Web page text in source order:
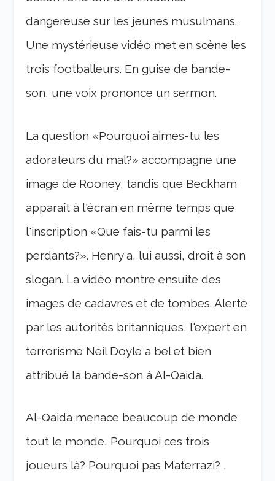
dangereuse sur les jeunes musulmans.
Une mystérieuse vidéo met en scène les
trois footballeurs. En guise de bande-
son, une voix prononce un sermon.
La question «Pourquoi aimes-tu les
adorateurs du mal?» accompagne une
image de Rooney, tandis que Beckham
apparaît à l'écran en même temps que
l'inscription «Que fais-tu parmi les
perdants?». Henry a, lui aussi, droit à son
slogan. La vidéo montre ensuite des
images de cadavres et de tombes. Alerté
par les autorités britanniques, l'expert en
terrorisme Neil Doyle a bel et bien
attribué la bande-son à Al-Qaida.
Al-Qaida menace beaucoup de monde
tout le monde, Pourquoi ces trois
joueurs là? Pourquoi pas Materrazi? ,